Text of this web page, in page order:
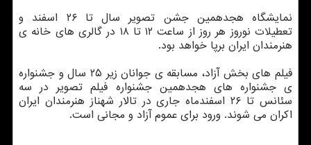
نمایشگاه هجدهمین جشن تصویر سال تا ۲۶ اسفند و
تعطیلات نوروز هر روز از ساعت ۱۲ تا ۱۸ در گالری های خانه ی
هنرمندان ایران برپا خواهد بود.
فیلم های بخش آزاد، مسابقه ی جوانان زیر ۲۵ سال و جشنواره
ی جشنواره های هجدهمین جشنواره فیلم تصویر در سه
سئانس تا ۲۶ اسفندماه جاری در تالار شهناز هنرمندان ایران
اکران می شوند. ورود برای عموم آزاد و مجانی است.